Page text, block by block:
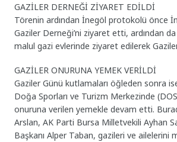
GAZİLER DERNEĞİ ZİYARET EDİLDİ
Törenin ardından İnegöl protokolü önce
Gaziler Derneği’ni ziyaret etti, ardından
malul gazi evlerinde ziyaret edilerek
GAZİLER ONURUNA YEMEK VERİLDİ
Gaziler Günü kutlamaları öğleden sonra
Doğa Sporları ve Turizm Merkezinde
onuruna verilen yemekle devam etti.
Arslan, AK Parti Bursa Milletvekili Ayhan
Başkanı Alper Taban, gazileri ve ailelerini